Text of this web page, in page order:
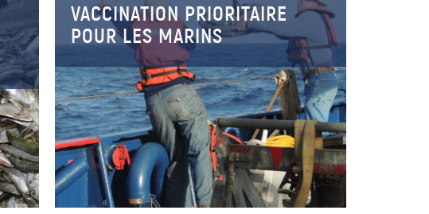
VACCINATION PRIORITAIRE
POUR LES MARINS